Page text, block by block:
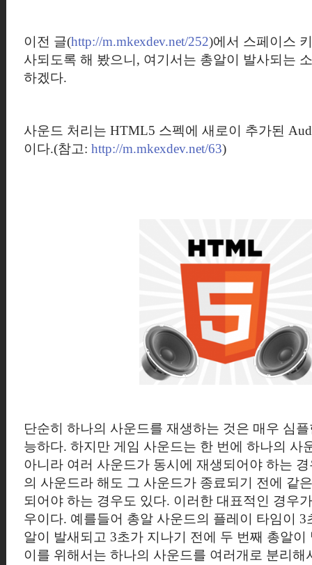
이전 글(http://m.mkexdev.net/252)에서 스페이스
사되도록 해 봤으니, 여기서는 총알이 발사되는
하겠다.
사운드 처리는 HTML5 스펙에 새로이 추가된
이다.(참고: http://m.mkexdev.net/63)
단순히 하나의 사운드를 재생하는 것은 매우 심
능하다. 하지만 게임 사운드는 한 번에 하나의 사
아니라 여러 사운드가 동시에 재생되어야 하는
의 사운드라 해도 그 사운드가 종료되기 전에 같
되어야 하는 경우도 있다. 이러한 대표적인 경우
우이다. 예를들어 총알 사운드의 플레이 타임이 3
알이 발새되고 3초가 지나기 전에 두 번째 총알이
이를 위해서는 하나의 사운드를 여러개로 분리해